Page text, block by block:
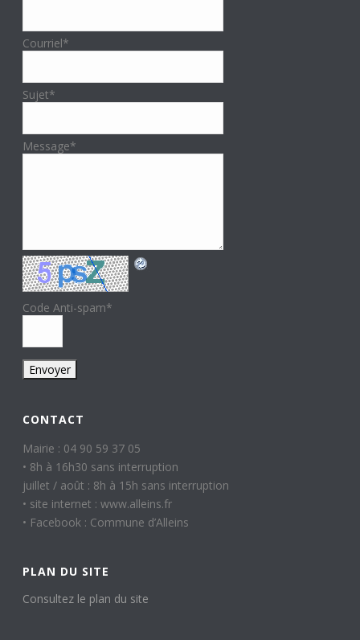
Courriel*
Sujet*
Message*
Code Anti-spam*
CONTACT
Mairie : 04 90 59 37 05
• 8h à 16h30 sans interruption
juillet / août : 8h à 15h sans interruption
• site internet : www.alleins.fr
• Facebook : Commune d’Alleins
PLAN DU SITE
Consultez le plan du site